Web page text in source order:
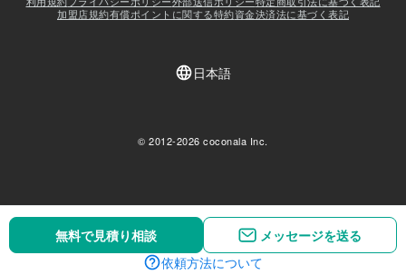
無料で見積り相談
メッセージを送る
依頼方法について